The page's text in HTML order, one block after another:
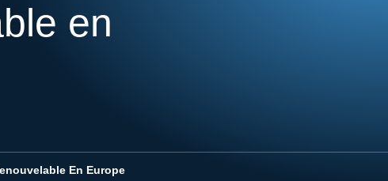
en
En Europe